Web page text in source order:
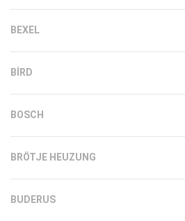
BEXEL
BIRD
BOSCH
BRÖTJE HEUZUNG
BUDERUS